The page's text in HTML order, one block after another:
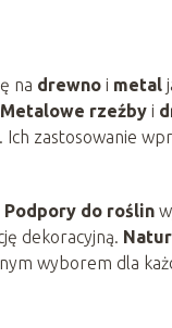
na drewno i metal
Metalowe rzeźby i
zastosowanie
Podpory do roślin
dekoracyjną.
wyborem dla